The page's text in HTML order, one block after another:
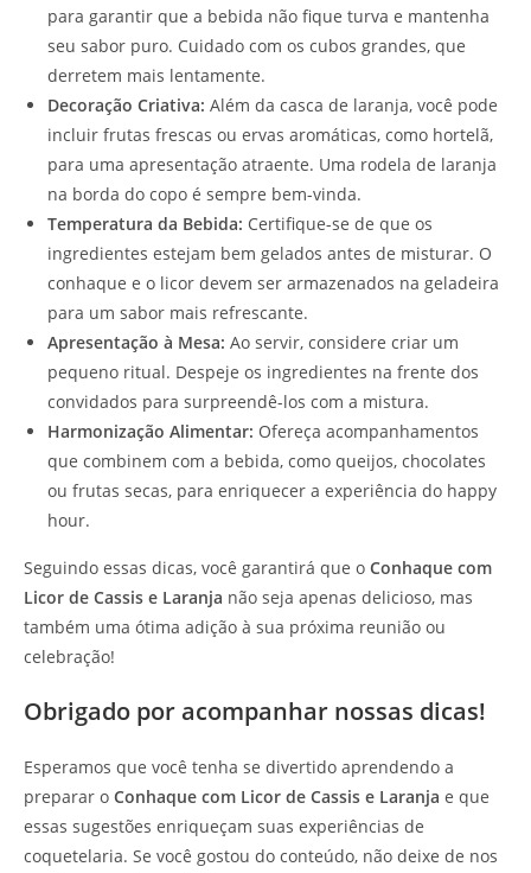
para garantir que a bebida não fique turva e mantenha
seu sabor puro. Cuidado com os cubos grandes, que
derretem mais lentamente.
Decoração Criativa: Além da casca de laranja, você pode
incluir frutas frescas ou ervas aromáticas, como hortelã,
para uma apresentação atraente. Uma rodela de laranja
na borda do copo é sempre bem-vinda.
Temperatura da Bebida: Certifique-se de que os
ingredientes estejam bem gelados antes de misturar. O
conhaque e o licor devem ser armazenados na geladeira
para um sabor mais refrescante.
Apresentação à Mesa: Ao servir, considere criar um
pequeno ritual. Despeje os ingredientes na frente dos
convidados para surpreendê-los com a mistura.
Harmonização Alimentar: Ofereça acompanhamentos
que combinem com a bebida, como queijos, chocolates
ou frutas secas, para enriquecer a experiência do happy
hour.
Seguindo essas dicas, você garantirá que o Conhaque com
Licor de Cassis e Laranja não seja apenas delicioso, mas
também uma ótima adição à sua próxima reunião ou
celebração!
Obrigado por acompanhar nossas dicas!
Esperamos que você tenha se divertido aprendendo a
preparar o Conhaque com Licor de Cassis e Laranja e que
essas sugestões enriqueçam suas experiências de
coquetelaria. Se você gostou do conteúdo, não deixe de nos